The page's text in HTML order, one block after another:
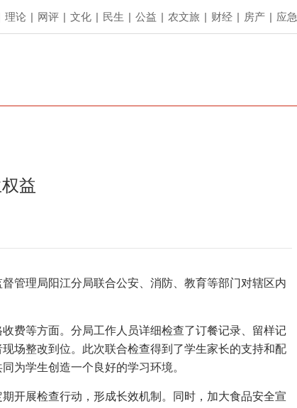
理论 | 网评 | 文化 | 民生 | 公益 | 农文旅 | 财经 | 房产 | 应急
益
管理局阳江分局联合公安、消防、教育等部门对辖区内
费等方面。分局工作人员详细检查了订餐记录、留样记
场整改到位。此次联合检查得到了学生家长的支持和配
为学生创造一个良好的学习环境。
开展检查行动，形成长效机制。同时，加大食品安全宣